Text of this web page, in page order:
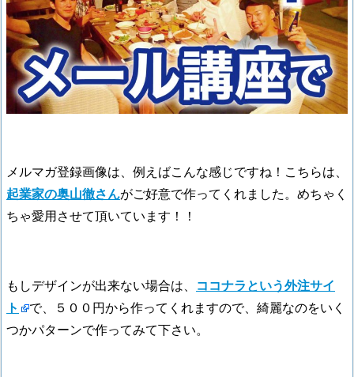
メルマガ登録画像は、例えばこんな感じですね！こちらは、
起業家の奥山徹さんがご好意で作ってくれました。めちゃく
ちゃ愛用させて頂いています！！
もしデザインが出来ない場合は、
ココナラという外注サイ
ト
で、５００円から作ってくれますので、綺麗なのをいく
つかパターンで作ってみて下さい。